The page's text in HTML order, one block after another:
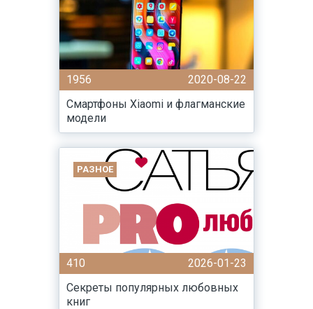
1956
2020-08-22
Смартфоны Xiaomi и флагманские
модели
РАЗНОЕ
410
2026-01-23
Секреты популярных любовных
книг